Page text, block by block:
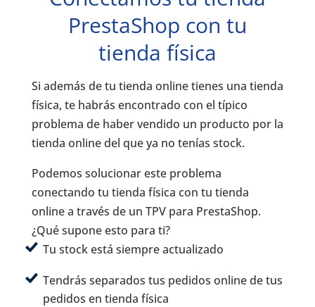
PrestaShop con tu
tienda física
Si además de tu tienda online tienes una tienda
física, te habrás encontrado con el típico
problema de haber vendido un producto por la
tienda online del que ya no tenías stock.
Podemos solucionar este problema
conectando tu tienda física con tu tienda
online a través de un TPV para PrestaShop.
¿Qué supone esto para ti?
Tu stock está siempre actualizado
Tendrás separados tus pedidos online de tus
pedidos en tienda física